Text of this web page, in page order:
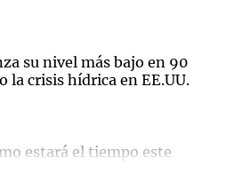
su nivel más bajo en 90
la crisis hídrica en EE.UU.
estará el tiempo este